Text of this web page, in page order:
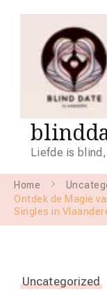
Liefde is
Home
Ontdek de Magie
Singles in
Uncategorized